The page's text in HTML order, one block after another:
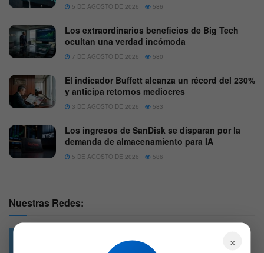
5 DE AGOSTO DE 2026 586
Los extraordinarios beneficios de Big Tech
ocultan una verdad incómoda
7 DE AGOSTO DE 2026 580
El indicador Buffett alcanza un récord del 230%
y anticipa retornos mediocres
3 DE AGOSTO DE 2026 583
Los ingresos de SanDisk se disparan por la
demanda de almacenamiento para IA
5 DE AGOSTO DE 2026 586
Nuestras Redes:
×